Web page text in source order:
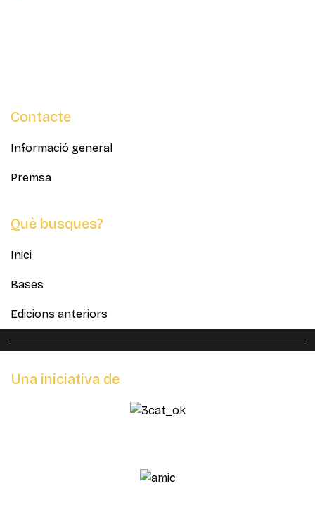
Contacte
Informació general
Premsa
Què busques?
Inici
Bases
Edicions anteriors
Una iniciativa de